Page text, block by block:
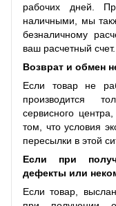
рабочих дней.
наличными, мы
безналичному
ваш расчетный счет.
Возврат и обмен
Если товар не
производится
сервисного
том, что условия
пересылки в этой
Если при
дефекты или
Если товар,